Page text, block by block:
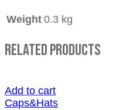
Weight 0.3 kg
Related Products
Add to cart
Caps&Hats